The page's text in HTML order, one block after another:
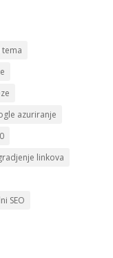
tema
azuriranje
linkova
SEO